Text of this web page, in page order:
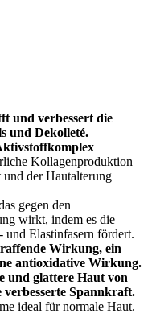
und verbessert die
und Dekolleté.
Kollagenproduktion
und der Hautalterung
gegen den
wirkt, indem es die
und Elastinfasern fördert.
Wirkung, ein
antioxidative Wirkung.
und glattere Haut von
verbesserte Spannkraft.
ideal für normale Haut.